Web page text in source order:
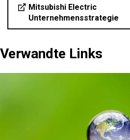
Mitsubishi Electric
Unternehmensstrategie
Verwandte Links